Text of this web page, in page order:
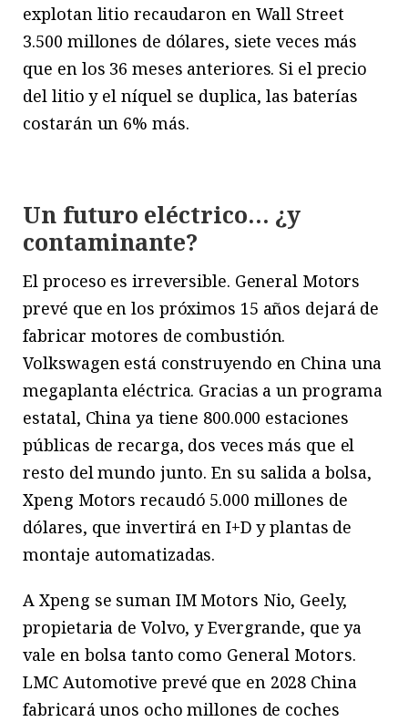
explotan litio recaudaron en Wall Street
3.500 millones de dólares, siete veces más
que en los 36 meses anteriores. Si el precio
del litio y el níquel se duplica, las baterías
costarán un 6% más.
Un futuro eléctrico… ¿y
contaminante?
El proceso es irreversible. General Motors
prevé que en los próximos 15 años dejará de
fabricar motores de combustión.
Volkswagen está construyendo en China una
megaplanta eléctrica. Gracias a un programa
estatal, China ya tiene 800.000 estaciones
públicas de recarga, dos veces más que el
resto del mundo junto. En su salida a bolsa,
Xpeng Motors recaudó 5.000 millones de
dólares, que invertirá en I+D y plantas de
montaje automatizadas.
A Xpeng se suman IM Motors Nio, Geely,
propietaria de Volvo, y Evergrande, que ya
vale en bolsa tanto como General Motors.
LMC Automotive prevé que en 2028 China
fabricará unos ocho millones de coches